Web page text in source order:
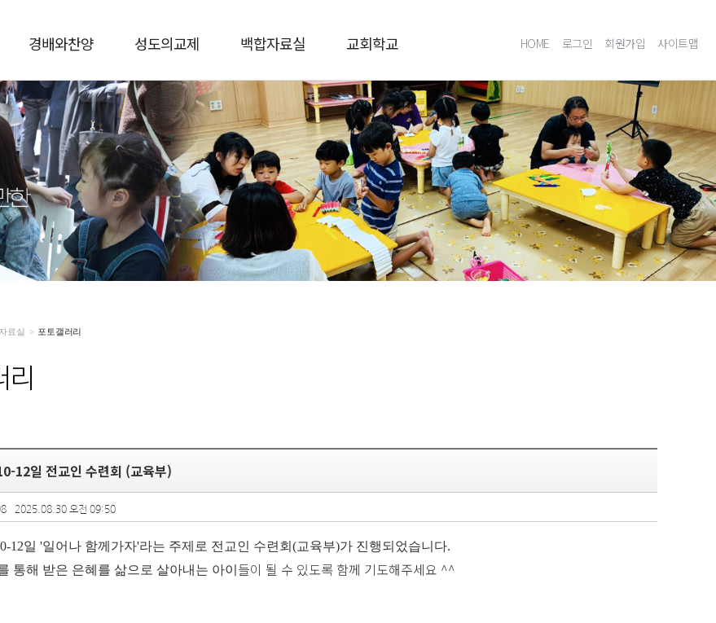
경배와찬양 성도의교제 백합자료실 교회학교 HOME 로그인 회원가입 사이트맵
료실 > 포토갤러리
리
12일 전교인 수련회 (교육부)
2025.08.30 오전 09:50
12일 '일어나 함께가자'라는 주제로 전교인 수련회(교육부)가 진행되었습니다.
통해 받은 은혜를 삶으로 살아내는 아이 들이 될 수 있도록 함께 기도해주세요 ^^